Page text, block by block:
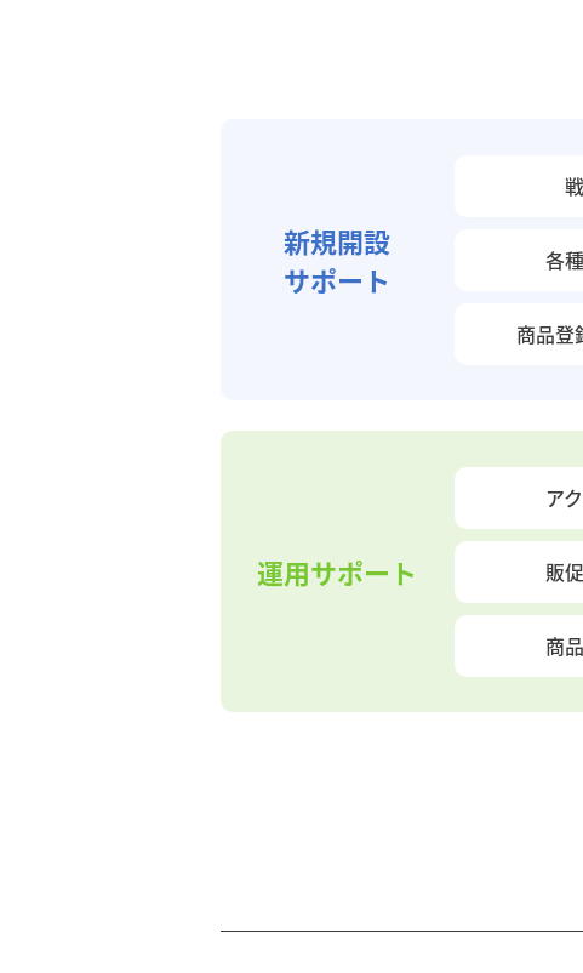
新規開設
サポート
各
商品登
運用サポート
ア
販
商